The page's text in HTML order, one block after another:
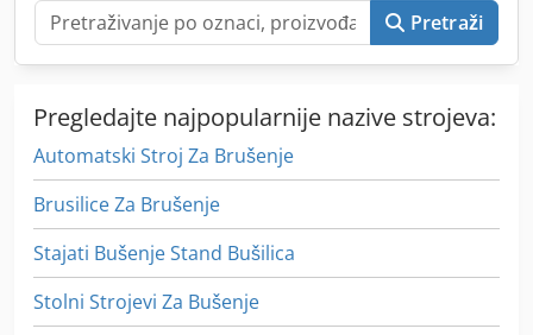
Pretraži
Pregledajte najpopularnije nazive strojeva:
Automatski Stroj Za Brušenje
Brusilice Za Brušenje
Stajati Bušenje Stand Bušilica
Stolni Strojevi Za Bušenje